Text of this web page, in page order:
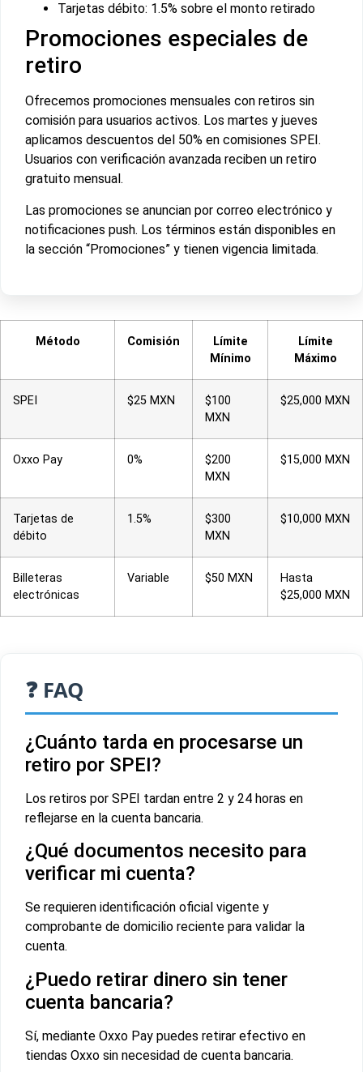
Tarjetas débito: 1.5% sobre el monto retirado
Promociones especiales de
retiro
Ofrecemos promociones mensuales con retiros sin
comisión para usuarios activos. Los martes y jueves
aplicamos descuentos del 50% en comisiones SPEI.
Usuarios con verificación avanzada reciben un retiro
gratuito mensual.
Las promociones se anuncian por correo electrónico y
notificaciones push. Los términos están disponibles en
la sección “Promociones” y tienen vigencia limitada.
Método Comisión
Límite
Mínimo
Límite
Máximo
SPEI $25 MXN
$100
MXN
$25,000 MXN
Oxxo Pay 0%
$200
MXN
$15,000 MXN
Tarjetas de
débito
1.5%
$300
MXN
$10,000 MXN
Billeteras
electrónicas
Variable $50 MXN
Hasta
$25,000 MXN
❓ FAQ
¿Cuánto tarda en procesarse un
retiro por SPEI?
Los retiros por SPEI tardan entre 2 y 24 horas en
reflejarse en la cuenta bancaria.
¿Qué documentos necesito para
verificar mi cuenta?
Se requieren identificación oficial vigente y
comprobante de domicilio reciente para validar la
cuenta.
¿Puedo retirar dinero sin tener
cuenta bancaria?
Sí, mediante Oxxo Pay puedes retirar efectivo en
tiendas Oxxo sin necesidad de cuenta bancaria.